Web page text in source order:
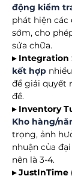
động kiểm
phát hiện
sớm, cho
sửa chữa.
▸ Integration
kết hợp
để giải quyết
đề.
▸ Inventory
Kho hàng/
trọng, ảnh
nhuận của
nên là 3-4.
▸ JustInTime